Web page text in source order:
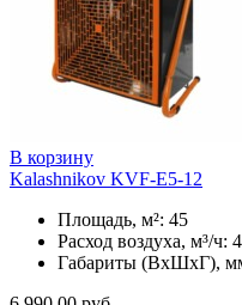
В корзину
Kalashnikov KVF-E5-12
Площадь, м²: 45
Расход воздуха, м³/ч:
Габариты (ВхШхГ),